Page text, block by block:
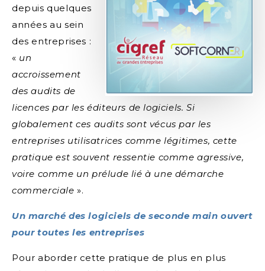
depuis quelques
années au sein
des entreprises :
« un
accroissement
des audits de
licences par les éditeurs de logiciels. Si
globalement ces audits sont vécus par les
entreprises utilisatrices comme légitimes, cette
pratique est souvent ressentie comme agressive,
voire comme un prélude lié à une démarche
commerciale ».
Un marché des logiciels de seconde main ouvert
pour toutes les entreprises
Pour aborder cette pratique de plus en plus